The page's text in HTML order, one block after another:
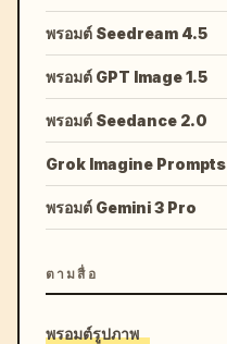
พรอมต์ Seedream 4.5
พรอมต์ GPT Image 1.5
พรอมต์ Seedance 2.0
Grok Imagine Prompts
พรอมต์ Gemini 3 Pro
ตามสื่อ
พรอมต์รูปภาพ